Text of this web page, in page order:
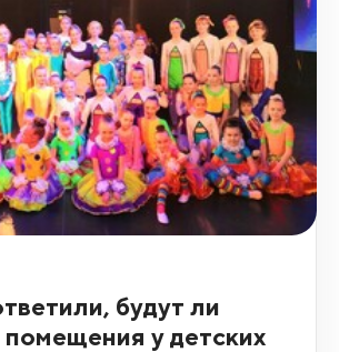
будут ли
помещения у детских